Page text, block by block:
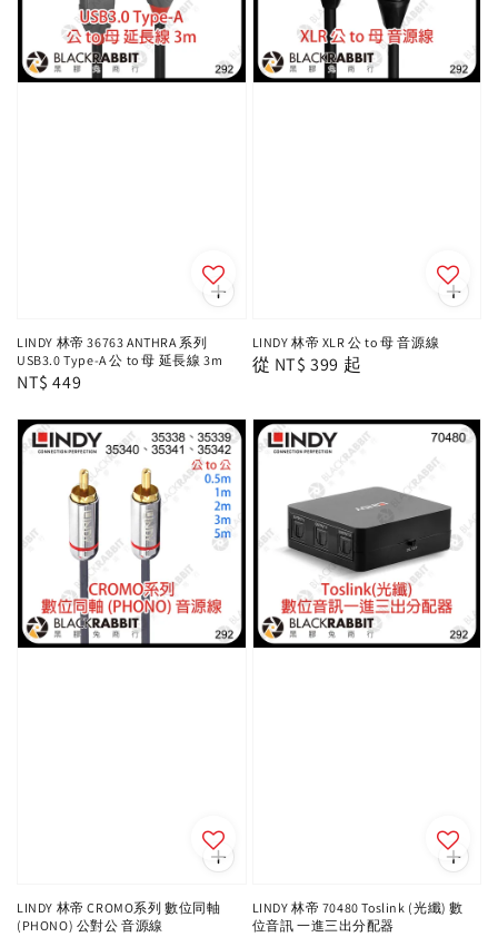
LINDY 林帝 36763 ANTHRA 系列
USB3.0 Type-A 公 to 母 延長線 3m
Regular
NT$ 449
LINDY 林帝 XLR 公 to 母 音源線
Regular
從 NT$ 399 起
LINDY 林帝 CROMO系列 數位同軸
(PHONO) 公對公 音源線
LINDY 林帝 70480 Toslink (光纖) 數
位音訊 一進三出分配器